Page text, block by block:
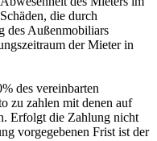
die durch
des Außenmobiliars
der Mieter in
des vereinbarten
zu zahlen mit denen auf
Erfolgt die Zahlung nicht
vorgegebenen Frist ist der